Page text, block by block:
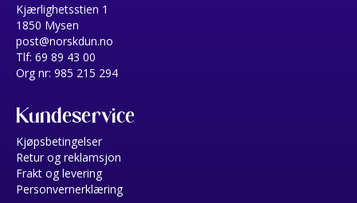
Kjærlighetsstien 1
1850 Mysen
post@norskdun.no
Tlf: 69 89 43 00
Org nr: 985 215 294
Kundeservice
Kjøpsbetingelser
Retur og reklamsjon
Frakt og levering
Personvernerklæring